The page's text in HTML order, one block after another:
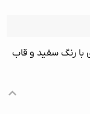
رنگ سفید و قاب